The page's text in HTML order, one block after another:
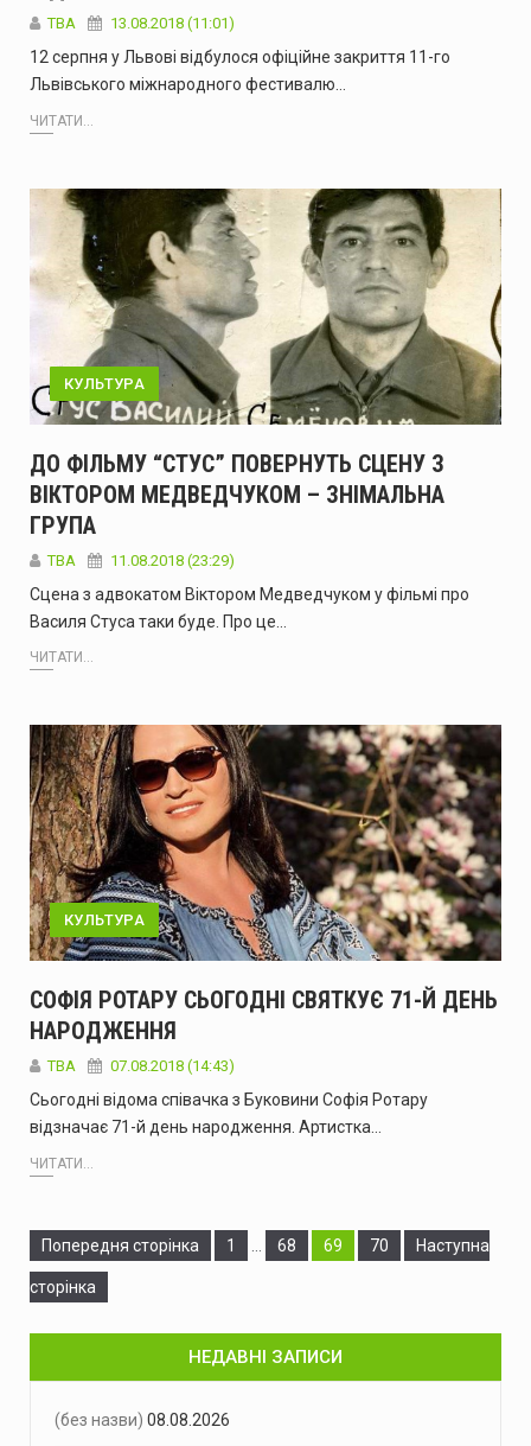
TBA 13.08.2018 (11:01)
12 cерпня у Львові відбулося офіційне закриття 11-го
Львівського міжнародного фестивалю…
ЧИТАТИ...
КУЛЬТУРА
ДО ФІЛЬМУ “СТУС” ПОВЕРНУТЬ СЦЕНУ З
ВІКТОРОМ МЕДВЕДЧУКОМ – ЗНІМАЛЬНА
ГРУПА
TBA 11.08.2018 (23:29)
Сцена з адвокатом Віктором Медведчуком у фільмі про
Василя Стуса таки буде. Про це…
ЧИТАТИ...
КУЛЬТУРА
СОФІЯ РОТАРУ СЬОГОДНІ СВЯТКУЄ 71-Й ДЕНЬ
НАРОДЖЕННЯ
TBA 07.08.2018 (14:43)
Сьогодні відома співачка з Буковини Софія Ротару
відзначає 71-й день народження. Артистка…
ЧИТАТИ...
Попередня сторінка Сторінка
1 Сторінка
68 Сторінка
69 Сторінка
70 Наступна
сторінка
НЕДАВНІ ЗАПИСИ
(без назви) 08.08.2026